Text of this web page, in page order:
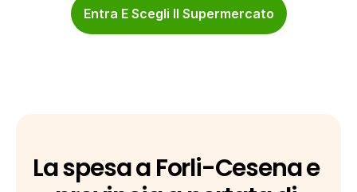
Entra E Scegli Il Supermercato
La spesa a Forli-Cesena e